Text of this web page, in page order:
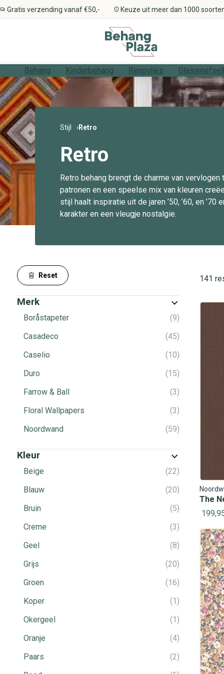
Gratis verzending vanaf €50,- Keuze uit meer dan 1000
Behang
Stijlen
Alle stijlen
Patronen
Alle patronen
Thema’s
Alle thema's
Materialen
Alle materialen
Kleuren
Alle kleuren
Ruimtes
Alle ruimtes
Kinderbehang
Alle kinderbehang
Kinderkamer
Meisjeskamer
Jongenskamer
Babykamer
Peuterkamer
Renovlies
Types
Alle renovliesbehang
Professioneel renovliesbehang
Voordelig renovliesbehang
Types
Alle glasweefselbehang
Professioneel glasweefselbehang
Voordelig glasweefselbehang
Benodigdheden
Gereedschap
Rollers, kwasten en borstels
Ontvetter & schoonmaakmiddelen
Kit & vulmiddelen
Behangtape
Primer & voorstrijk
Afdekmateriaal
Behangverwijderaar
Stijl Retro
Retro
Retro behang brengt de charme van
patronen en een speelse mix van kleuren
stijl haalt inspiratie uit de jaren ’50, ’60, en
karakter en een vleugje nostalgie.
Reset
Merk
Boråstapeter
9
Casadeco
45
Caselio
10
Duro
15
Farrow & Ball
3
Floral Wallpapers
3
Noordwand
59
Kleur
Beige
22
Blauw
20
Bruin
5
Creme
3
Geel
8
Grijs
20
Groen
16
Koper
1
Okergeel
1
Oranje
4
Paars
2
141
The